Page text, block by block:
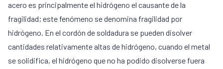
acero es principalmente el hidrógeno el causante de la
fragilidad; este fenómeno se denomina fragilidad por
hidrógeno. En el cordón de soldadura se pueden disolver
cantidades relativamente altas de hidrógeno, cuando el metal
se solidifica, el hidrógeno que no ha podido disolverse fuera